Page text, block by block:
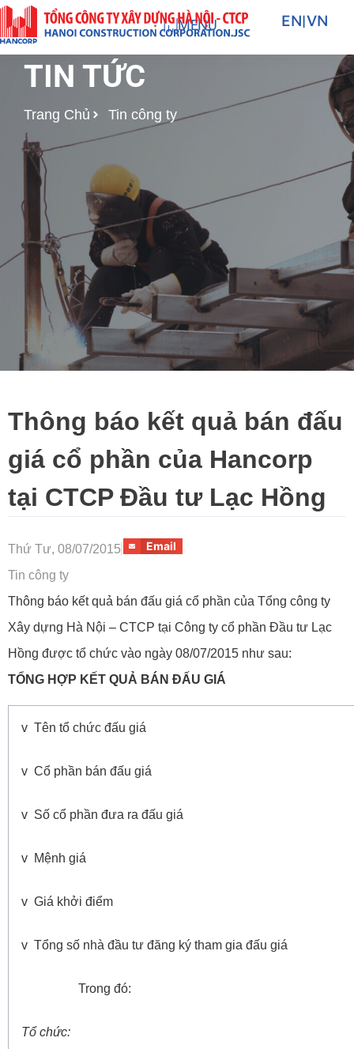
Nhảy
tới
nội
dung
MENU EN|VN
TIN TỨC
Trang Chủ Tin công ty
Thông báo kết quả bán đấu
giá cổ phần của Hancorp
tại CTCP Đầu tư Lạc Hồng
Thứ Tư, 08/07/2015
Tin công ty
Email
Thông báo kết quả bán đấu giá cổ phần của Tổng công ty
Xây dựng Hà Nội – CTCP tại Công ty cổ phần Đầu tư Lạc
Hồng được tổ chức vào ngày 08/07/2015 như sau:
TỔNG HỢP KẾT QUẢ BÁN ĐẤU GIÁ
v Tên tổ chức đấu giá
v Cổ phần bán đấu giá
v Số cổ phần đưa ra đấu giá
v Mệnh giá
v Giá khởi điểm
v Tổng số nhà đầu tư đăng ký tham gia đấu giá
Trong đó:
Tổ chức: